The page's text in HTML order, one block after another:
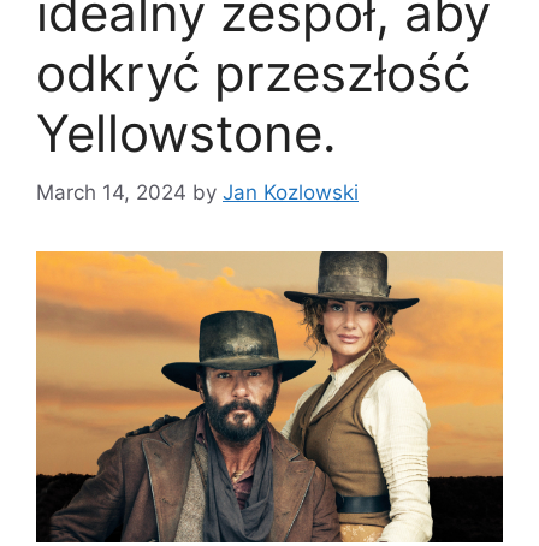
idealny zespół, aby
odkryć przeszłość
Yellowstone.
March 14, 2024 by Jan Kozlowski